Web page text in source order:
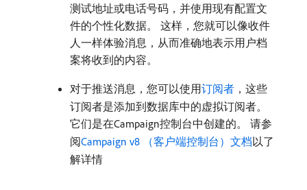
测试地址或电话号码，并使用现有配置文
件的个性化数据。 这样，您就可以像收件
人一样体验消息，从而准确地表示用户档
案将收到的内容。
对于推送消息，您可以使用订阅者 ，这些
订阅者是添加到数据库中的虚拟订阅者。
它们是在Campaign控制台中创建的。 请参
阅Campaign v8 （客户端控制台）文档以了
解详情